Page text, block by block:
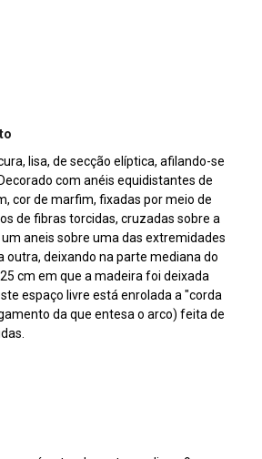
lisa, de secção elíptica, afilando-se
com anéis equidistantes de
cor de marfim, fixadas por meio de
de fibras torcidas, cruzadas sobre a
aneis sobre uma das extremidades
outra, deixando na parte mediana do
cm em que a madeira foi deixada
espaço livre está enrolada a "corda
da que entesa o arco) feita de